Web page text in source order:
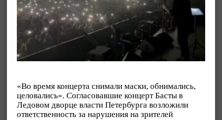
«Во время концерта снимали маски, обнимались,
целовались». Согласовавшие концерт Басты в
Ледовом дворце власти Петербурга возложили
ответственность за нарушения на зрителей